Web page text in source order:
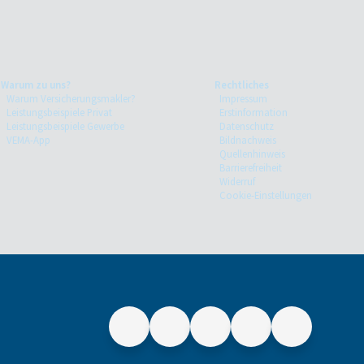
Warum zu uns?
Warum Versicherungsmakler?
Leistungsbeispiele Privat
Leistungsbeispiele Gewerbe
VEMA-App
Rechtliches
Impressum
Erstinformation
Datenschutz
Bildnachweis
Quellenhinweis
Barrierefreiheit
Widerruf
Cookie-Einstellungen